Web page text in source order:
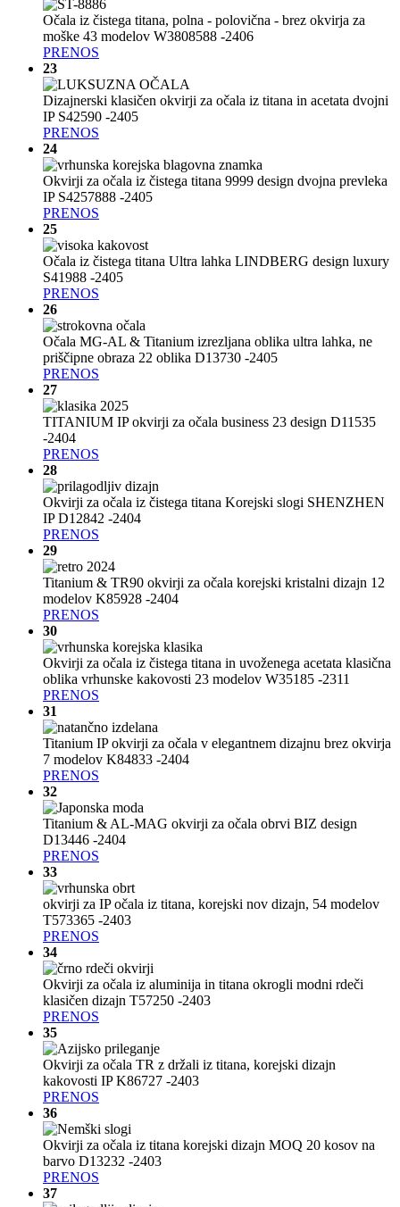
Očala iz čistega titana, polna - polovična - brez okvirja za
moške 43 modelov W3808588 -2406
PRENOS
23
Dizajnerski klasičen okvirji za očala iz titana in acetata dvojni
IP S42590 -2405
PRENOS
24
Okvirji za očala iz čistega titana 9999 design dvojna prevleka
IP S4257888 -2405
PRENOS
25
Očala iz čistega titana Ultra lahka LINDBERG design luxury
S41988 -2405
PRENOS
26
Očala MG-AL & Titanium izrezljana oblika ultra lahka, ne
priščipne obraza 22 oblika D13730 -2405
PRENOS
27
TITANIUM IP okvirji za očala business 23 design D11535
-2404
PRENOS
28
Okvirji za očala iz čistega titana Korejski slogi SHENZHEN
IP D12842 -2404
PRENOS
29
Titanium & TR90 okvirji za očala korejski kristalni dizajn 12
modelov K85928 -2404
PRENOS
30
Okvirji za očala iz čistega titana in uvoženega acetata klasična
oblika vrhunske kakovosti 23 modelov W35185 -2311
PRENOS
31
Titanium IP okvirji za očala v elegantnem dizajnu brez okvirja
7 modelov K84833 -2404
PRENOS
32
Titanium & AL-MAG okvirji za očala obrvi BIZ design
D13446 -2404
PRENOS
33
okvirji za IP očala iz titana, korejski nov dizajn, 54 modelov
T573365 -2403
PRENOS
34
Okvirji za očala iz aluminija in titana okrogli modni rdeči
klasičen dizajn T57250 -2403
PRENOS
35
Okvirji za očala TR z držali iz titana, korejski dizajn
kakovosti IP K86727 -2403
PRENOS
36
Okvirji za očala iz titana korejski dizajn MOQ 20 kosov na
barvo D13232 -2403
PRENOS
37